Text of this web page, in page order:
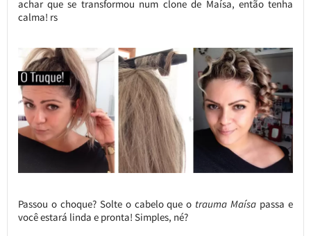
achar que se transformou num clone de Maísa, então tenha
calma! rs
Passou o choque? Solte o cabelo que o trauma Maísa passa e
você estará linda e pronta! Simples, né?